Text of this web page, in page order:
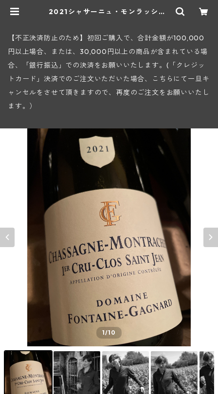
2021シャサーニュ・モンラッシェ1
地下ワインセラー
【不正決済防止のため】初回ご購入で、合計金額が100,000
円以上場合、または、30,000円以上の商品が含まれている場
合、「銀行振込」での決済をお願いいたします。(「クレジッ
トカード」決済でのご注文いただいた場合、こちらにて一旦キ
ャンセルをさせて頂きますので、再度のご注文をお願いいたし
ます。）
1/10